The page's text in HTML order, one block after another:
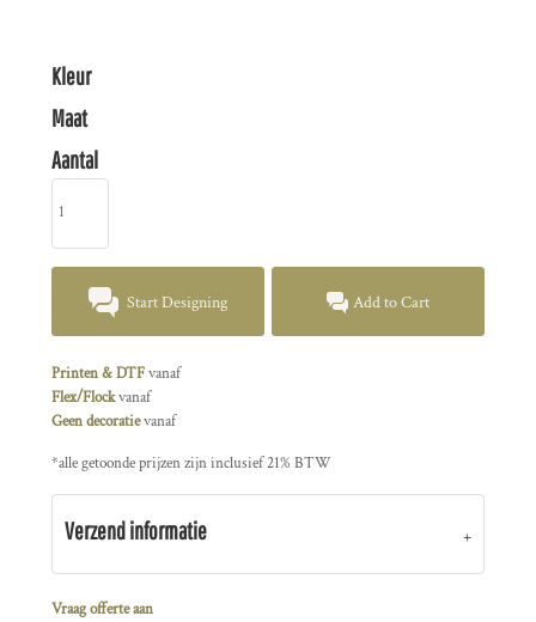
Kleur
Maat
Aantal
Start Designing Add to Cart
Printen & DTFvanaf
Flex/Flockvanaf
Geen decoratievanaf
*alle getoonde prijzen zijn inclusief 21% BTW
Verzend informatie
Vraag offerte aan